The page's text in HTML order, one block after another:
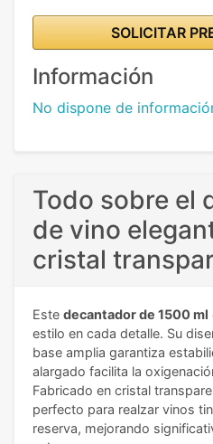
SOLICITAR
Información
No dispone de
Todo sobre el
de vino
cristal
Este decantador de 1500 ml
estilo en cada detalle. Su
base amplia garantiza
alargado facilita la
Fabricado en cristal
perfecto para realzar vinos
reserva, mejorando